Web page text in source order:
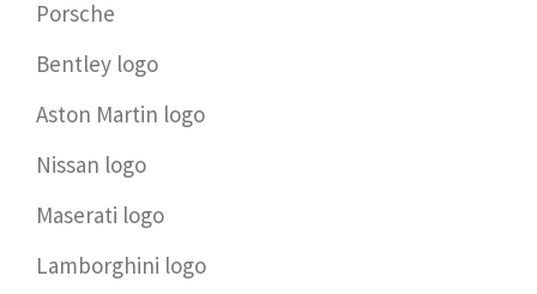
Porsche
Bentley logo
Aston Martin logo
Nissan logo
Maserati logo
Lamborghini logo